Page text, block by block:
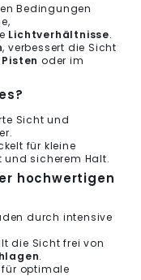
Bedingungen
Lichtverhältnisse.
, verbessert die Sicht
Pisten oder im
Sicht und
für kleine
und sicherem Halt.
hochwertigen
durch intensive
die Sicht frei von
.
für optimale